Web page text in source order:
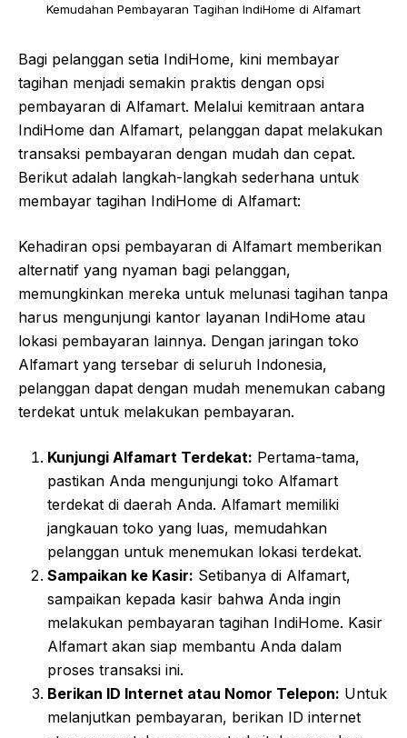
Kemudahan Pembayaran Tagihan IndiHome di Alfamart
Bagi pelanggan setia IndiHome, kini membayar
tagihan menjadi semakin praktis dengan opsi
pembayaran di Alfamart. Melalui kemitraan antara
IndiHome dan Alfamart, pelanggan dapat melakukan
transaksi pembayaran dengan mudah dan cepat.
Berikut adalah langkah-langkah sederhana untuk
membayar tagihan IndiHome di Alfamart:
Kehadiran opsi pembayaran di Alfamart memberikan
alternatif yang nyaman bagi pelanggan,
memungkinkan mereka untuk melunasi tagihan tanpa
harus mengunjungi kantor layanan IndiHome atau
lokasi pembayaran lainnya. Dengan jaringan toko
Alfamart yang tersebar di seluruh Indonesia,
pelanggan dapat dengan mudah menemukan cabang
terdekat untuk melakukan pembayaran.
Kunjungi Alfamart Terdekat: Pertama-tama,
pastikan Anda mengunjungi toko Alfamart
terdekat di daerah Anda. Alfamart memiliki
jangkauan toko yang luas, memudahkan
pelanggan untuk menemukan lokasi terdekat.
Sampaikan ke Kasir: Setibanya di Alfamart,
sampaikan kepada kasir bahwa Anda ingin
melakukan pembayaran tagihan IndiHome. Kasir
Alfamart akan siap membantu Anda dalam
proses transaksi ini.
Berikan ID Internet atau Nomor Telepon: Untuk
melanjutkan pembayaran, berikan ID internet